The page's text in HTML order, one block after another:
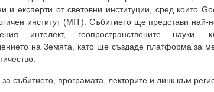
и експерти от световни институции, сред които
институт (MIT). Събитието ще представи най-
интелект, геопространствените науки,
на Земята, като ще създаде платформа за
събитието, програмата, лекторите и линк към